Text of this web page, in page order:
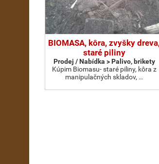
BIOMASA, kôra, zvyšky
staré piliny
Prodej / Nabídka > Palivo, brikety
Kúpim Biomasu- staré piliny, kôra z
manipulačných skladov, …